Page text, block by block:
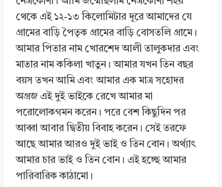
থেকে এই ১২-১৩ কিলোমিটার দূরে আমাদের যে
গ্রামের বাড়ি পৈতৃক গ্রামের বাড়ি বোসতলি গ্রামে।
আমার পিতার নাম খোরশেদ আলী তালুকদার এবং
মাতার নাম ককিলা খাতুন। আমার যখন তিন বছর
বয়স তখন আমি এবং আমার এক মাত্র সহোদর
অগ্রজ এই দুই ভাইকে রেখে আমার মা
পরোলোকগমন করেন। পরে বেশ কিছুদিন পর
আব্বা আবার দ্বিতীয় বিবাহ করেন। সেই তরফে
আছে আমার আরও দুই ভাই ও তিন বোন। অর্থ্যাৎ
আমার চার ভাই ও তিন বোন। এই হচ্ছে আমার
পারিবারিক কাঠামো।